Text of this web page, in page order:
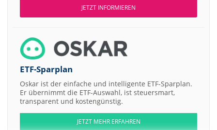
JETZT INFORMIEREN
ETF-Sparplan
Oskar ist der einfache und intelligente ETF-Sparplan.
Er übernimmt die ETF-Auswahl, ist steuersmart,
transparent und kostengünstig.
JETZT MEHR ERFAHREN